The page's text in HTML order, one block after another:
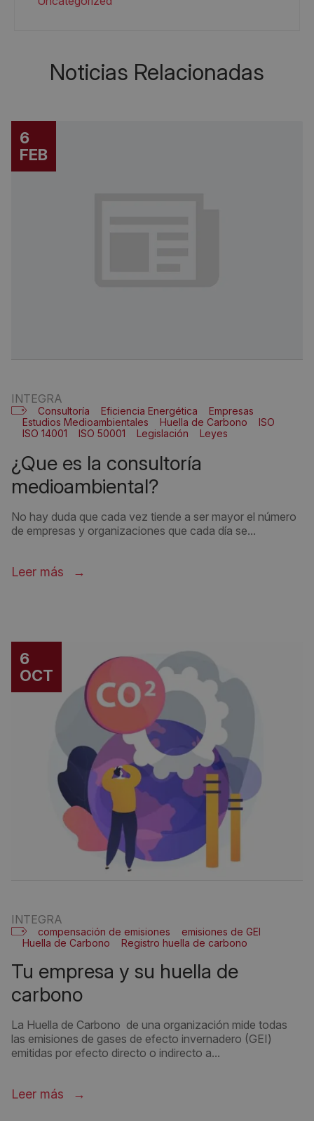
Noticias Relacionadas
6
FEB
INTEGRA
Consultoría Eficiencia Energética
Empresas
Estudios Medioambientales
Huella de Carbono
ISO
ISO 14001
ISO 50001 Legislación
Leyes
¿que es la consultoría
medioambiental?
No hay duda que cada vez tiende a ser mayor el número
de empresas y organizaciones que cada día se...
Leer más
6
OCT
INTEGRA
compensación de emisiones
emisiones de GEI
Huella de Carbono
Registro huella de carbono
tu empresa y su huella de
carbono
La Huella de Carbono de una organización mide todas
las emisiones de gases de efecto invernadero (GEI)
emitidas por efecto directo o indirecto a...
Leer más